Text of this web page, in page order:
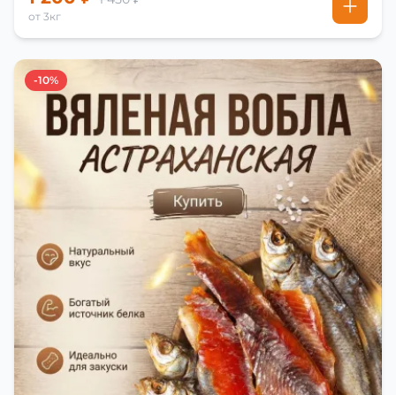
от 3кг
-10%